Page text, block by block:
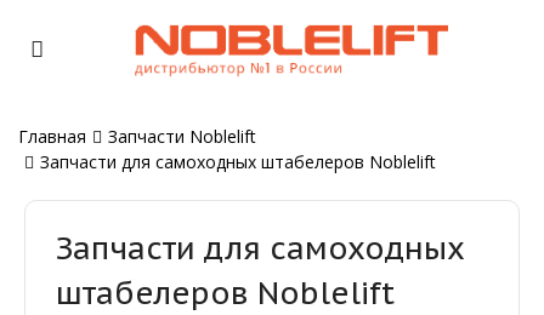
Главная
Запчасти Noblelift
Запчасти для самоходных штабелеров Noblelift
Запчасти для самоходных
штабелеров Noblelift